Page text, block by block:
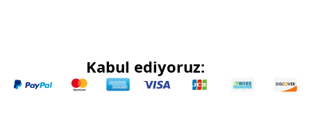
Kabul ediyoruz: